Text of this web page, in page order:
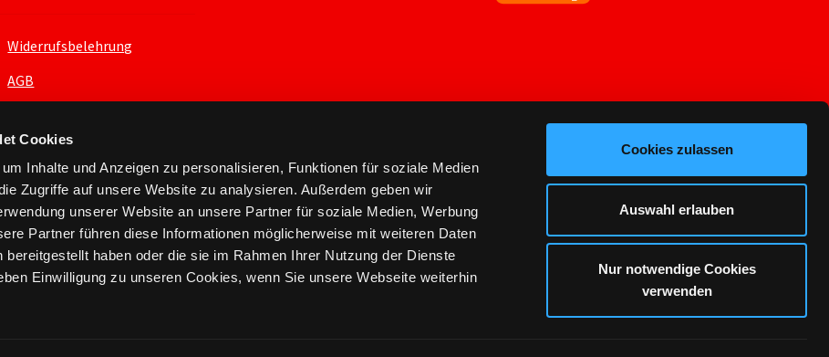
Cookies
Inhalte und Anzeigen zu personalisieren, Funktionen für soziale Medien
Zugriffe auf unsere Website zu analysieren. Außerdem geben wir
unserer Website an unsere Partner für soziale Medien, Werbung
Partner führen diese Informationen möglicherweise mit weiteren Daten
bereitgestellt haben oder die sie im Rahmen Ihrer Nutzung der Dienste
Einwilligung zu unseren Cookies, wenn Sie unsere Webseite weiterhin
Cookies zulassen
Auswahl erlauben
Nur notwendige Cookies
verwenden
Widerrufsbelehrung
AGB
2026